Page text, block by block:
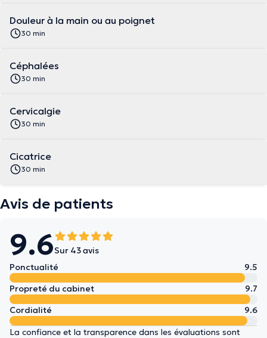
Douleur à la main ou au poignet
30 min
Céphalées
30 min
Cervicalgie
30 min
Cicatrice
30 min
Avis de patients
9.6Sur 43 avis
Ponctualité
9.5
Propreté du cabinet
9.7
Cordialité
9.6
La confiance et la transparence dans les évaluations sont